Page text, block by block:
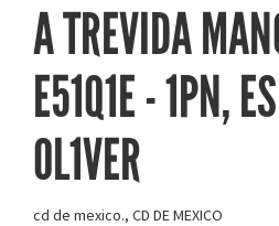
A TREVIDA
E51Q1E - 1PN,
0L1VER
cd de mexico., CD DE MEXICO